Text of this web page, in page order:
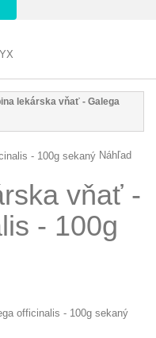
lekárska vňať - Galega
Náhľad
vňať -
- 100g
officinalis - 100g sekaný